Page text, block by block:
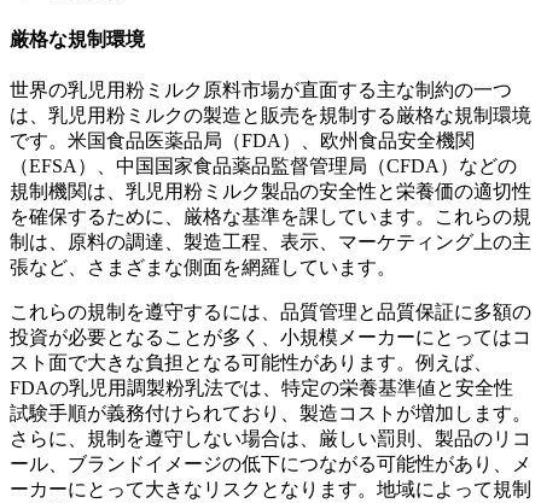
厳格な規制環境
世界の乳児用粉ミルク原料市場が直面する主な制約の一つ
は、乳児用粉ミルクの製造と販売を規制する厳格な規制環境
です。米国食品医薬品局（FDA）、欧州食品安全機関
（EFSA）、中国国家食品薬品監督管理局（CFDA）などの
規制機関は、乳児用粉ミルク製品の安全性と栄養価の適切性
を確保するために、厳格な基準を課しています。これらの規
制は、原料の調達、製造工程、表示、マーケティング上の主
張など、さまざまな側面を網羅しています。
これらの規制を遵守するには、品質管理と品質保証に多額の
投資が必要となることが多く、小規模メーカーにとってはコ
スト面で大きな負担となる可能性があります。例えば、
FDAの乳児用調製粉乳法では、特定の栄養基準値と安全性
試験手順が義務付けられており、製造コストが増加します。
さらに、規制を遵守しない場合は、厳しい罰則、製品のリコ
ール、ブランドイメージの低下につながる可能性があり、メ
ーカーにとって大きなリスクとなります。地域によって規制